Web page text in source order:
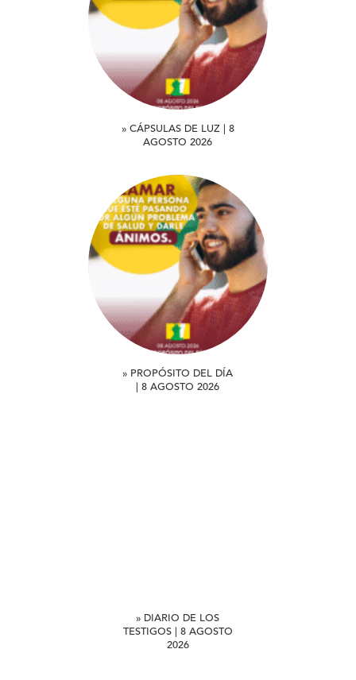
» CÁPSULAS DE LUZ | 8
AGOSTO 2026
» PROPÓSITO DEL DÍA
| 8 AGOSTO 2026
» DIARIO DE LOS
TESTIGOS | 8 AGOSTO
2026